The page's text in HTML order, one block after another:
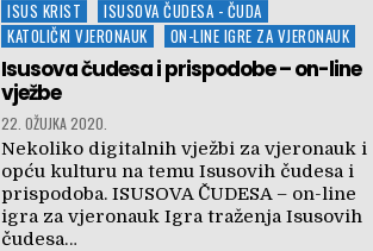
Posted
in
ISUS KRIST
ISUSOVA ČUDESA - ČUDA
KATOLIČKI VJERONAUK
ON-LINE IGRE ZA VJERONAUK
Isusova čudesa i prispodobe – on-line
vježbe
22. OŽUJKA 2020.
Nekoliko digitalnih vježbi za vjeronauk i
opću kulturu na temu Isusovih čudesa i
prispodoba. ISUSOVA ČUDESA – on-line
igra za vjeronauk Igra traženja Isusovih
čudesa…